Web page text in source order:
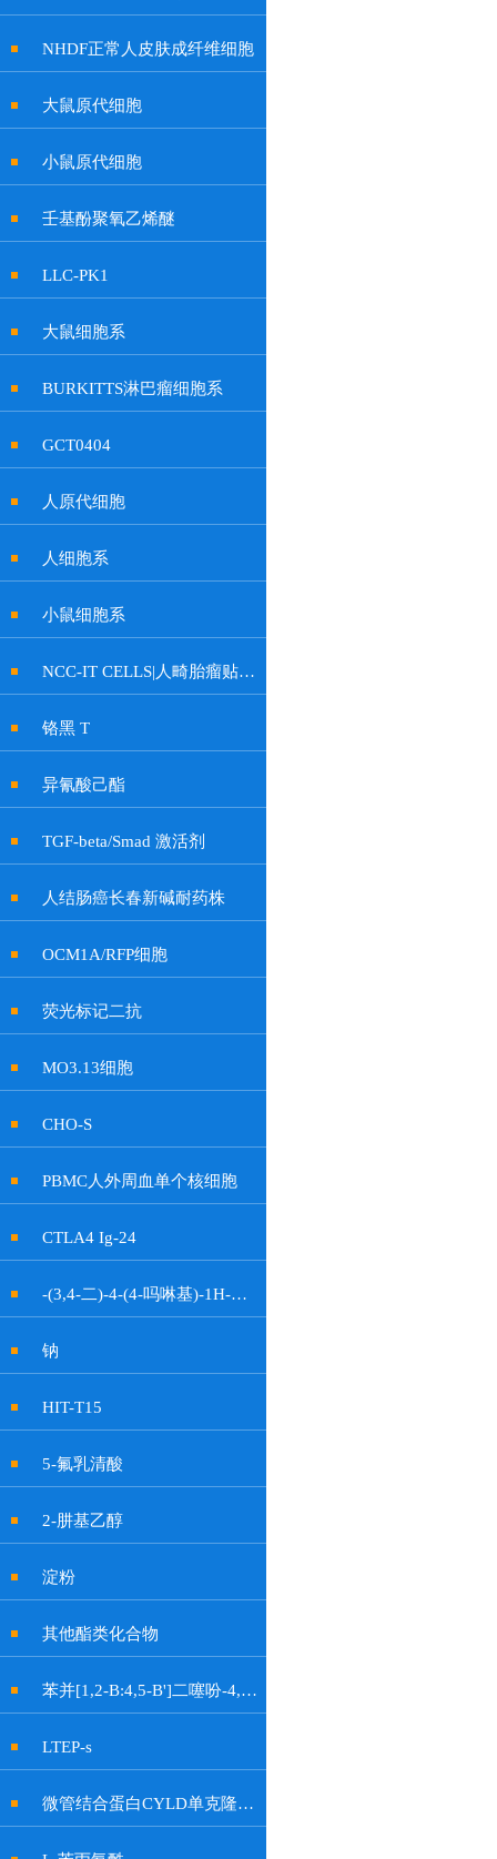
NHDF正常人皮肤成纤维细胞
大鼠原代细胞
小鼠原代细胞
壬基酚聚氧乙烯醚
LLC-PK1
大鼠细胞系
BURKITTS淋巴瘤细胞系
GCT0404
人原代细胞
人细胞系
小鼠细胞系
NCC-IT CELLS|人畸胎瘤贴壁细胞
铬黑 T
异氰酸己酯
TGF-beta/Smad 激活剂
人结肠癌长春新碱耐药株
OCM1A/RFP细胞
荧光标记二抗
MO3.13细胞
CHO-S
PBMC人外周血单个核细胞
CTLA4 Ig-24
-(3,4-二)-4-(4-吗啉基)-1H-吡咯-2,5-二酮
钠
HIT-T15
5-氟乳清酸
2-肼基乙醇
淀粉
其他酯类化合物
苯并[1,2-B:4,5-B']二噻吩-4,8-二酮
LTEP-s
微管结合蛋白CYLD单克隆抗体